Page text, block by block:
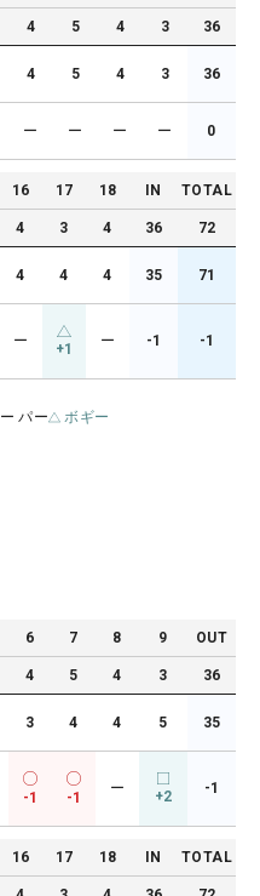
4 5 4 3 36
4 5 4 3 36
ー ー ー ー 0
16 17 18 IN TOTAL
4 3 4 36 72
4 4 4 35 71
ー +1 ー -1 -1
ー パー ボギー
6 7 8 9 OUT
4 5 4 3 36
3 4 4 5 35
-1 -1
ー +2 -1
16 17 18 IN TOTAL